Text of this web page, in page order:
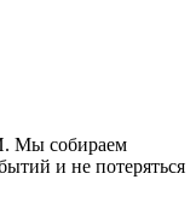
Мы собираем
и не потеряться